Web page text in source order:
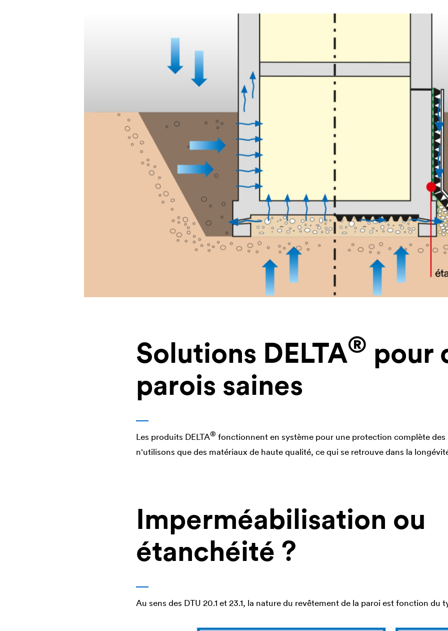
Solutions DELTA® pour
parois saines
Les produits DELTA® fonctionnent en système pour une protection complète des
n'utilisons que des matériaux de haute qualité, ce qui se retrouve dans la
Imperméabilisation ou
étanchéité ?
Au sens des DTU 20.1 et 23.1, la nature du revêtement de la paroi est fonction du